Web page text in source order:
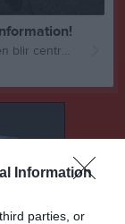
Information
parties, or
Välkommen till er nya gruppsida på laget.se! Den blir central i all kommunikation mellan aktiva, ledare, föräldrar och andra intresserade. För att komma igång direkt med en bra kommunikation i och omkring gruppen finns ett antal viktiga punkter för sidans administratör: • Logga in och lägga till alla aktiva och ledare under Medlemmar. • Fylla på kalendern med alla inplanerade aktiviteter. Matcher läggs till via Serier medan träningar och andra aktiviteter läggs till via Aktiviteter. • Skriv nyheter löpande och berätta om verksamheten. I takt med att nya nyheter läggs till kommer den här nyhetstexten att försvinna. Om någon i gruppen har frågor om laget.se är man alltid välkommen att kontakta vår support på support@laget.se eller 019-15 44 00. Varmt välkomna till laget.se!